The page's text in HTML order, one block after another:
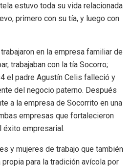
estuvo toda su vida relacionada
primero con su tía, y luego con
en la empresa familiar de
trabajaban con la tía Socorro;
el padre Agustín Celis falleció y
del negocio paterno. Después
a la empresa de Socorrito en una
empresas que fortalecieron
empresarial.
y mujeres de trabajo que también
para la tradición avícola por